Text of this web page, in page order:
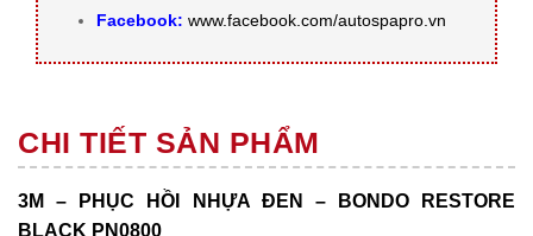
Facebook: www.facebook.com/autospapro.vn
CHI TIẾT SẢN PHẨM
3M – PHỤC HỒI NHỰA ĐEN – BONDO RESTORE
BLACK PN0800